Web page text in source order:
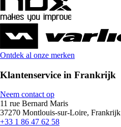
Ontdek al onze merken
Klantenservice in Frankrijk
Neem contact op
11 rue Bernard Maris
37270 Montlouis-sur-Loire, Frankrijk
+33 1 86 47 62 58